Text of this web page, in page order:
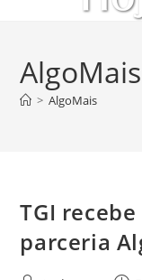
AlgoMais
> AlgoMais
TGI
parceria